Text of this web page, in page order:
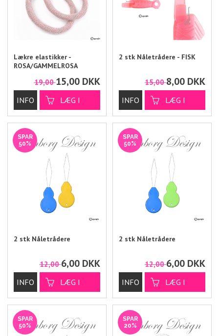
Lækre elastikker -
ROSA/GAMMELROSA
19,0015,00 DKK
2 stk Nåletrådere - FISK
15,008,00 DKK
SPAR
50%
2 stk Nåletrådere
12,006,00 DKK
SPAR
50%
2 stk Nåletrådere
12,006,00 DKK
SPAR
50%
SPAR
20%